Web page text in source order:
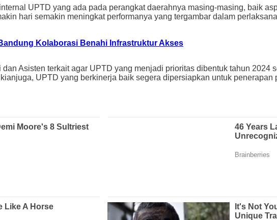
UPTD yang ada pada perangkat daerahnya masing-masing, baik
hari semakin meningkat performanya yang tergambar dalam
Kolaborasi Benahi Infrastruktur Akses
Asisten terkait agar UPTD yang menjadi prioritas dibentuk tahun 2024
UPTD yang berkinerja baik segera dipersiapkan untuk